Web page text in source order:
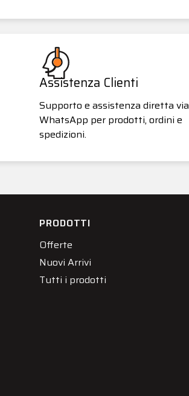
Assistenza Clienti
Supporto e assistenza diretta via
WhatsApp per prodotti, ordini e
spedizioni.
PRODOTTI
Offerte
Nuovi Arrivi
Tutti i prodotti